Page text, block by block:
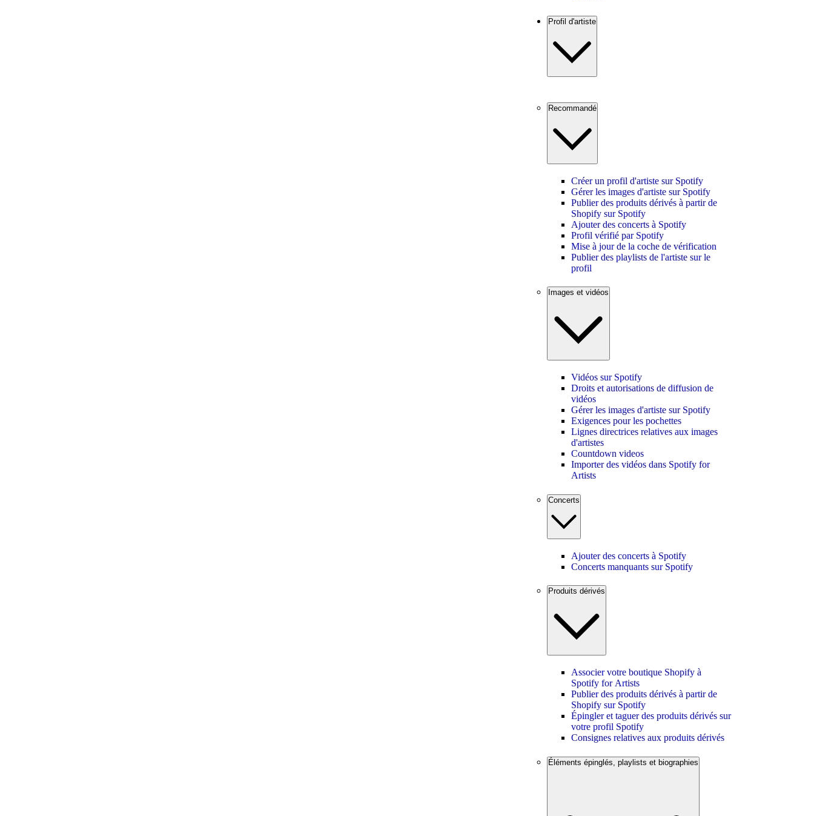
Profil d'artiste
Recommandé
Créer un profil d'artiste sur Spotify
Gérer les images d'artiste sur Spotify
Publier des produits dérivés à partir de
Shopify sur Spotify
Ajouter des concerts à Spotify
Profil vérifié par Spotify
Mise à jour de la coche de vérification
Publier des playlists de l'artiste sur le
profil
Images et vidéos
Vidéos sur Spotify
Droits et autorisations de diffusion de
vidéos
Gérer les images d'artiste sur Spotify
Exigences pour les pochettes
Lignes directrices relatives aux images
d'artistes
Countdown videos
Importer des vidéos dans Spotify for
Artists
Concerts
Ajouter des concerts à Spotify
Concerts manquants sur Spotify
Produits dérivés
Associer votre boutique Shopify à
Spotify for Artists
Publier des produits dérivés à partir de
Shopify sur Spotify
Épingler et taguer des produits dérivés sur
votre profil Spotify
Consignes relatives aux produits dérivés
Éléments épinglés, playlists et biographies